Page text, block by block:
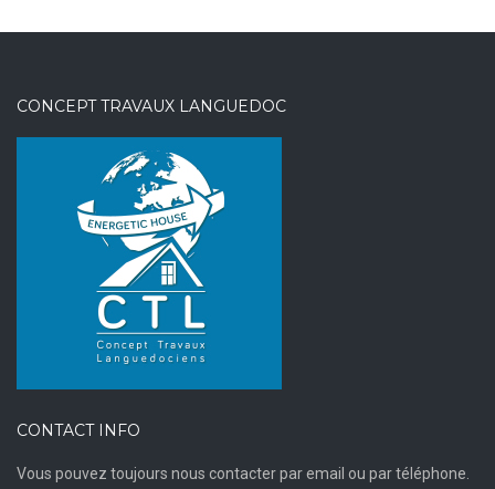
CONCEPT TRAVAUX LANGUEDOC
CONTACT INFO
Vous pouvez toujours nous contacter par email ou par téléphone.